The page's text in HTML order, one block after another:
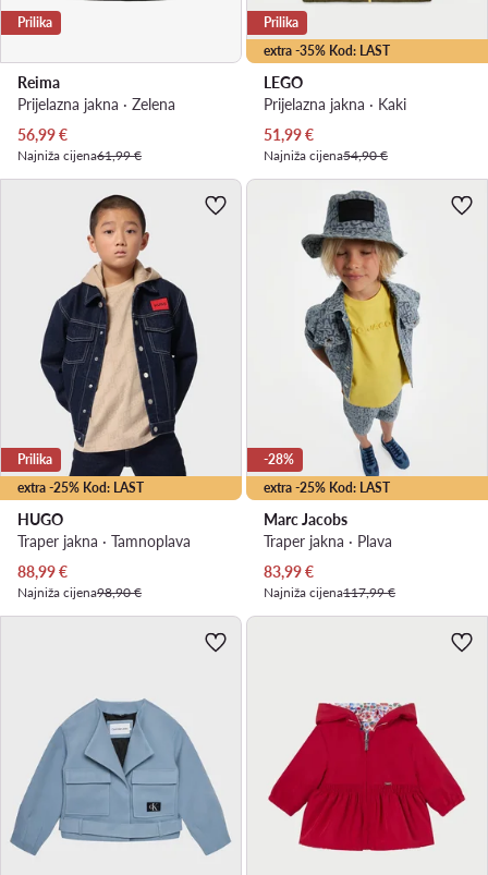
Prilika
Reima
Prijelazna jakna · Zelena
Trenutna cijena
56,99€
Najniža cijena61,99 €
extra -35% Kod: LAST
Prilika
LEGO
Prijelazna jakna · Kaki
Trenutna cijena
51,99€
Najniža cijena54,90 €
extra -25% Kod: LAST
Prilika
HUGO
Traper jakna · Tamnoplava
Trenutna cijena
88,99€
Najniža cijena98,90 €
extra -25% Kod: LAST
-28%
Marc Jacobs
Traper jakna · Plava
Trenutna cijena
83,99€
Najniža cijena117,99 €